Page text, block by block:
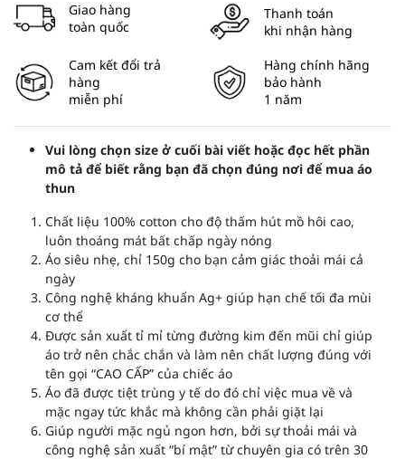
Giao hàng
toàn quốc
Thanh toán
khi nhận hàng
Cam kết đổi trả
hàng
miễn phí
Hàng chính hãng
bảo hành
1 năm
Vui lòng chọn size ở cuối bài viết hoặc đọc hết phần
mô tả để biết rằng bạn đã chọn đúng nơi để mua áo
thun
Chất liệu 100% cotton cho độ thấm hút mồ hôi cao,
luôn thoáng mát bất chấp ngày nóng
Áo siêu nhẹ, chỉ 150g cho bạn cảm giác thoải mái cả
ngày
Công nghệ kháng khuẩn Ag+ giúp hạn chế tối đa mùi
cơ thể
Được sản xuất tỉ mỉ từng đường kim đến mũi chỉ giúp
áo trở nên chắc chắn và làm nên chất lượng đúng với
tên gọi “CAO CẤP” của chiếc áo
Áo đã được tiệt trùng y tế do đó chỉ việc mua về và
mặc ngay tức khắc mà không cần phải giặt lại
Giúp người mặc ngủ ngon hơn, bởi sự thoải mái và
công nghệ sản xuất “bí mật” từ chuyên gia có trên 30